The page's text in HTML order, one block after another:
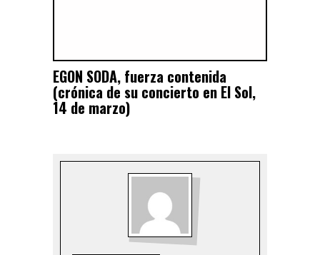
EGON SODA, fuerza contenida
(crónica de su concierto en El Sol,
14 de marzo)